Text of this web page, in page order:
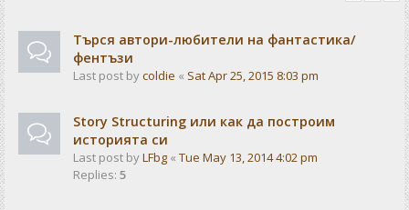
Търся автори-любители на фантастика/
фентъзи
Last post bycoldie « Sat Apr 25, 2015 8:03 pm
Story Structuring или как да построим
историята си
Last post byLFbg « Tue May 13, 2014 4:02 pm
Replies: 5